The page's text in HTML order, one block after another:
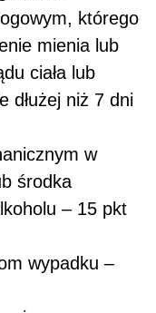
którego
mienia lub
ciała lub
dłużej niż 7 dni
w
środka
– 15 pkt
wypadku –